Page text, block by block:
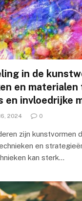
in de
en
en invloedrijke
2024 0
zijn kunstvormen
en
kan sterk…